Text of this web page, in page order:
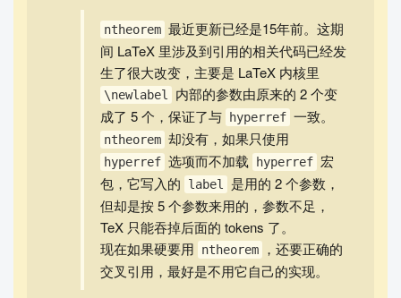
usepackage[amsmath,thmmarks,amsthm,hyperref,thref]
begin{theorem}[parencite{revuz} Theorem 4]label{thm1}
end{theorem}
ntheorem 开启 hyperref,thref
定理标题写入 .thm
定理标题含 parencite
后面调用 thref
不用 include 时，你已经能看到核心症状：
ntheorem 最近更新已经是15年前。这期
间 LaTeX 里涉及到引用的相关代码已经发
生了很大改变，主要是 LaTeX 内核里
\newlabel
内部的参数由原来的 2 个变
成了 5 个，保证了与
hyperref 一致。
ntheorem 却没有，如果只使用
hyperref 选项而不加载 hyperref 宏
包，它写入的
label
是用的 2 个参数，
但却是按 5 个参数来用的，参数不足，
TeX 只能吞掉后面的 tokens 了。
现在如果硬要用
ntheorem
，还要正确的
交叉引用，最好是不用它自己的实现。